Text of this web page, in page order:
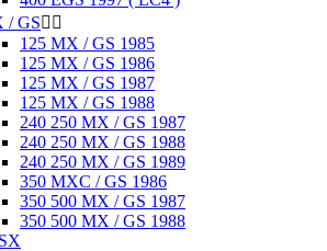
/ GS 
125 MX / GS 1985
125 MX / GS 1986
125 MX / GS 1987
125 MX / GS 1988
240 250 MX / GS 1987
240 250 MX / GS 1988
240 250 MX / GS 1989
350 MXC / GS 1986
350 500 MX / GS 1987
350 500 MX / GS 1988